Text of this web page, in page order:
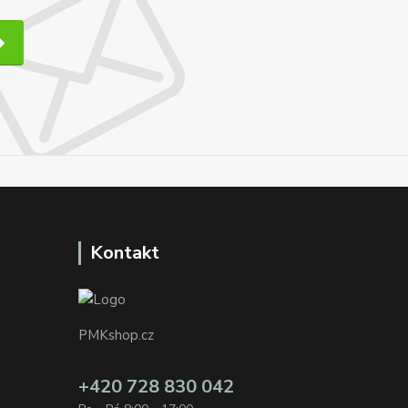
Kontakt
PMKshop.cz
+420 728 830 042